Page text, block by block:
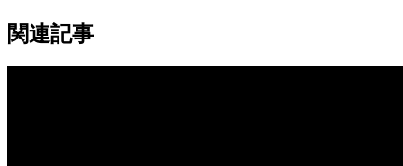
関連記事